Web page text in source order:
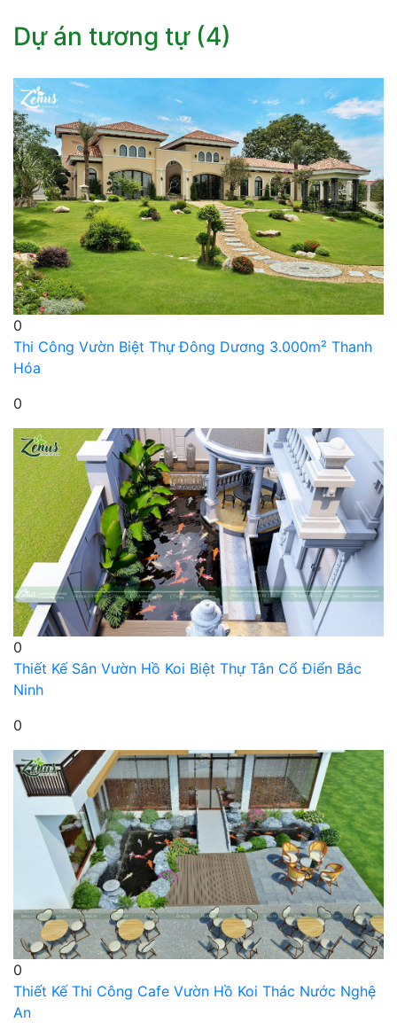
Dự án tương tự (4)
0
Thi Công Vườn Biệt Thự Đông Dương 3.000m² Thanh
Hóa
0
0
Thiết Kế Sân Vườn Hồ Koi Biệt Thự Tân Cổ Điển Bắc
Ninh
0
0
Thiết Kế Thi Công Cafe Vườn Hồ Koi Thác Nước Nghệ
An